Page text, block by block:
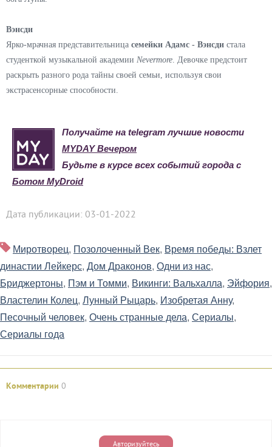
Вэнсди
Ярко-мрачная представительница семейки Адамс - Вэнсди стала
студенткой музыкальной академии Nevermore. Девочке предстоит
раскрыть разного рода тайны своей семьи, используя свои
экстрасенсорные способности.
Получайте на telegram лучшие новости
MYDAY Вечером
Будьте в курсе всех событий города с
Ботом MyDroid
Дата публикации: 03-01-2022
Миротворец, Позолоченный Век, Время победы: Взлет
династии Лейкерс, Дом Драконов, Одни из нас,
Бриджертоны, Пэм и Томми, Викинги: Вальхалла, Эйфория,
Властелин Колец, Лунный Рыцарь, Изобретая Анну,
Песочный человек, Очень странные дела, Сериалы,
Сериалы года
Комментарии 0
Авторизуйтесь